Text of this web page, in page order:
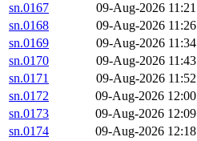
sn.0167
09-Aug-2026 11:21
sn.0168
09-Aug-2026 11:26
sn.0169
09-Aug-2026 11:34
sn.0170
09-Aug-2026 11:43
sn.0171
09-Aug-2026 11:52
sn.0172
09-Aug-2026 12:00
sn.0173
09-Aug-2026 12:09
sn.0174
09-Aug-2026 12:18